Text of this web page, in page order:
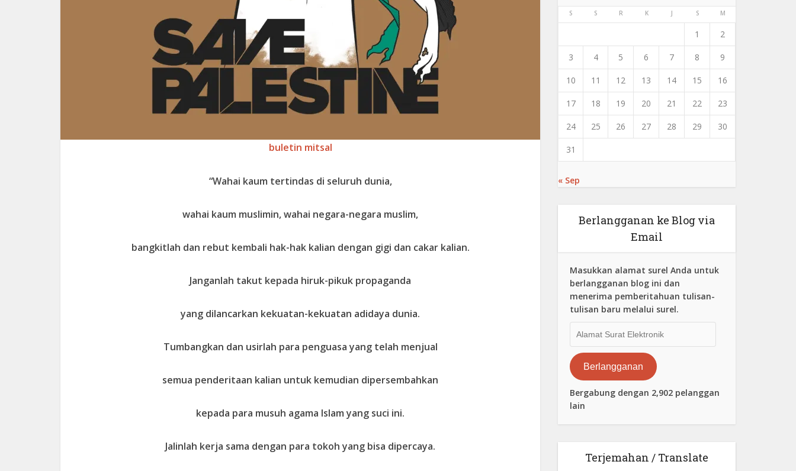
buletin mitsal
“Wahai kaum tertindas di seluruh dunia,
wahai kaum muslimin, wahai negara-negara muslim,
bangkitlah dan rebut kembali hak-hak kalian dengan gigi dan cakar kalian.
Janganlah takut kepada hiruk-pikuk propaganda
yang dilancarkan kekuatan-kekuatan adidaya dunia.
Tumbangkan dan usirlah para penguasa yang telah menjual
semua penderitaan kalian untuk kemudian dipersembahkan
kepada para musuh agama Islam yang suci ini.
Jalinlah kerja sama dengan para tokoh yang bisa dipercaya.
S S R K J S M
1 2
3 4 5 6 7 8 9
10 11 12 13 14 15 16
17 18 19 20 21 22 23
24 25 26 27 28 29 30
31
« Sep
Berlangganan ke Blog via
Email
Masukkan alamat surel Anda untuk
berlangganan blog ini dan
menerima pemberitahuan tulisan-
tulisan baru melalui surel.
Surat
Elektronik
Berlangganan
Bergabung dengan 2,902 pelanggan
lain
Terjemahan / Translate